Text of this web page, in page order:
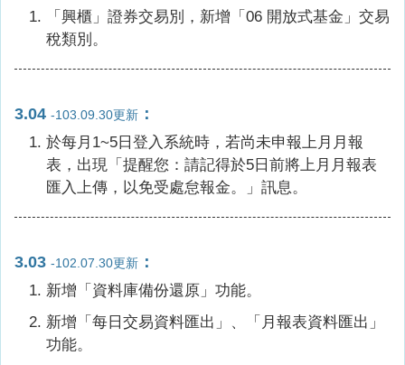
「興櫃」證券交易別，新增「06 開放式基金」交易
稅類別。
3.04 -103.09.30更新 ：
於每月1~5日登入系統時，若尚未申報上月月報
表，出現「提醒您：請記得於5日前將上月月報表
匯入上傳，以免受處怠報金。」訊息。
3.03 -102.07.30更新 ：
新增「資料庫備份還原」功能。
新增「每日交易資料匯出」、「月報表資料匯出」
功能。